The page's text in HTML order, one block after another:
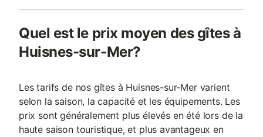
Quel est le prix moyen des gîtes à
Huisnes-sur-Mer?
Les tarifs de nos gîtes à Huisnes-sur-Mer varient
selon la saison, la capacité et les équipements. Les
prix sont généralement plus élevés en été lors de la
haute saison touristique, et plus avantageux en